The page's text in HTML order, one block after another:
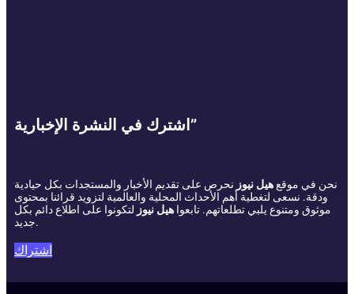
اشترك في النشرة الإخبارية”
نحن في موقعهيل نيوز نحرص على تقديم الأخبار والمستجدات بكل حيادية
ودقة. نسعى لتغطية أهم الأحداث المحلية والعالمية لتزويد قرائنا بمحتوى
موثوق ومتنوع يلبي تطلعاتهم. تابعوا هيل نيوز لتكونوا على اطلاع دائم بكل
جديد.
اشتراك